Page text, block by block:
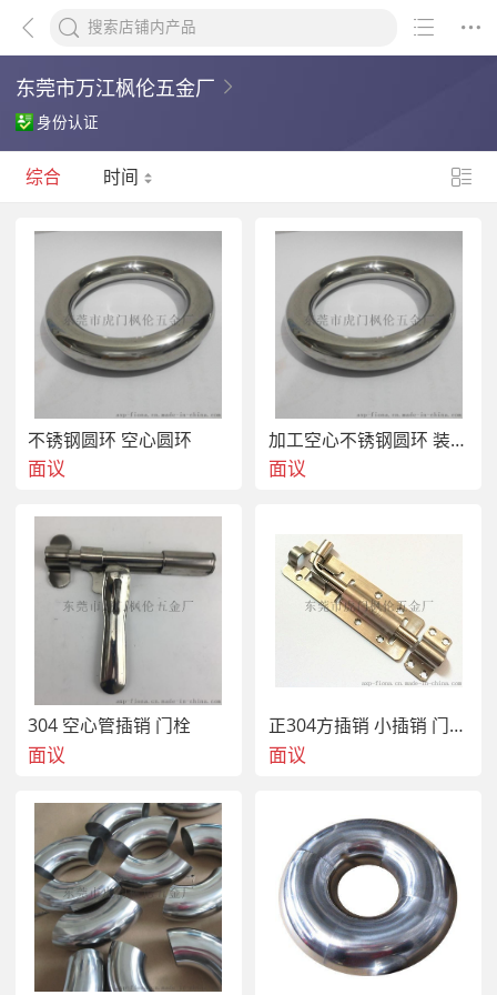
东莞市万江枫伦五金厂
身份认证
综合 时间
不锈钢圆环 空心圆环
面议
加工空心不锈钢圆环 装饰工艺圆环
面议
304 空心管插销 门栓
面议
正304方插销 小插销 门窗插销
面议